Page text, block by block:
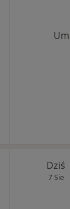
Dziś
7 Sie